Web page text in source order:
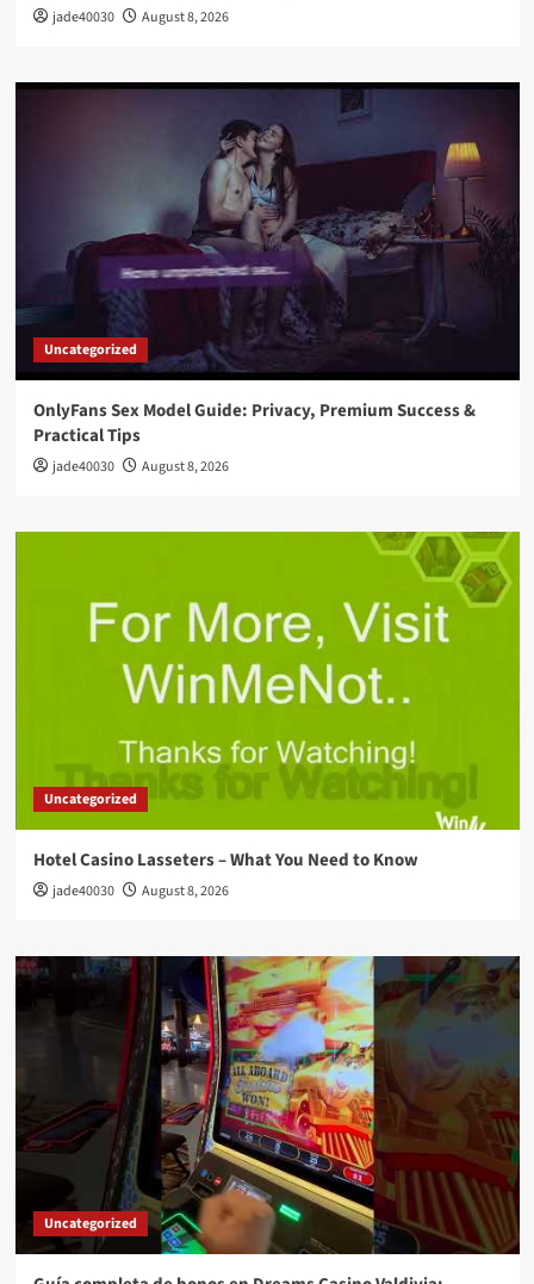
jade40030 August 8, 2026
Uncategorized
OnlyFans Sex Model Guide: Privacy, Premium Success &
Practical Tips
jade40030 August 8, 2026
Uncategorized
Hotel Casino Lasseters – What You Need to Know
jade40030 August 8, 2026
Uncategorized